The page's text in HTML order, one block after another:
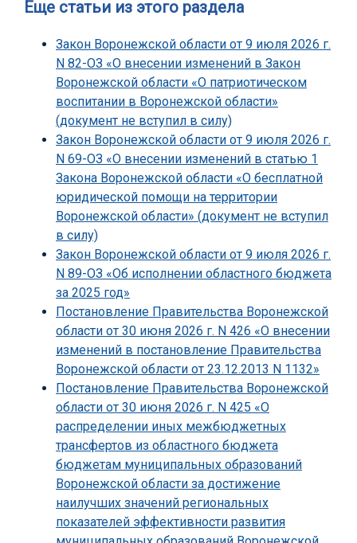
Еще статьи из этого раздела
Закон Воронежской области от 9 июля 2026 г.
N 82-ОЗ «О внесении изменений в Закон
Воронежской области «О патриотическом
воспитании в Воронежской области»
(документ не вступил в силу)
Закон Воронежской области от 9 июля 2026 г.
N 69-ОЗ «О внесении изменений в статью 1
Закона Воронежской области «О бесплатной
юридической помощи на территории
Воронежской области» (документ не вступил
в силу)
Закон Воронежской области от 9 июля 2026 г.
N 89-ОЗ «Об исполнении областного бюджета
за 2025 год»
Постановление Правительства Воронежской
области от 30 июня 2026 г. N 426 «О внесении
изменений в постановление Правительства
Воронежской области от 23.12.2013 N 1132»
Постановление Правительства Воронежской
области от 30 июня 2026 г. N 425 «О
распределении иных межбюджетных
трансфертов из областного бюджета
бюджетам муниципальных образований
Воронежской области за достижение
наилучших значений региональных
показателей эффективности развития